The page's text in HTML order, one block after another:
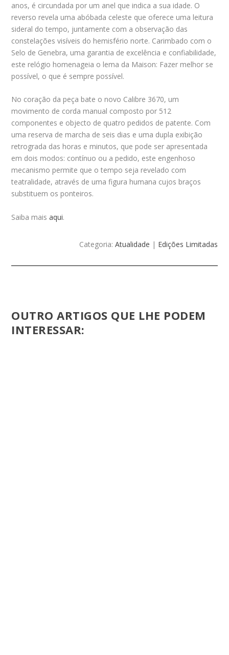
anos, é circundada por um anel que indica a sua idade. O
reverso revela uma abóbada celeste que oferece uma leitura
sideral do tempo, juntamente com a observação das
constelações visíveis do hemisfério norte. Carimbado com o
Selo de Genebra, uma garantia de excelência e confiabilidade,
este relógio homenageia o lema da Maison: Fazer melhor se
possível, o que é sempre possível.
No coração da peça bate o novo Calibre 3670, um
movimento de corda manual composto por 512
componentes e objecto de quatro pedidos de patente. Com
uma reserva de marcha de seis dias e uma dupla exibição
retrograda das horas e minutos, que pode ser apresentada
em dois modos: contínuo ou a pedido, este engenhoso
mecanismo permite que o tempo seja revelado com
teatralidade, através de uma figura humana cujos braços
substituem os ponteiros.
Saiba maisaqui.
Categoria: Atualidade | Edições Limitadas
OUTRO ARTIGOS QUE LHE PODEM
INTERESSAR: